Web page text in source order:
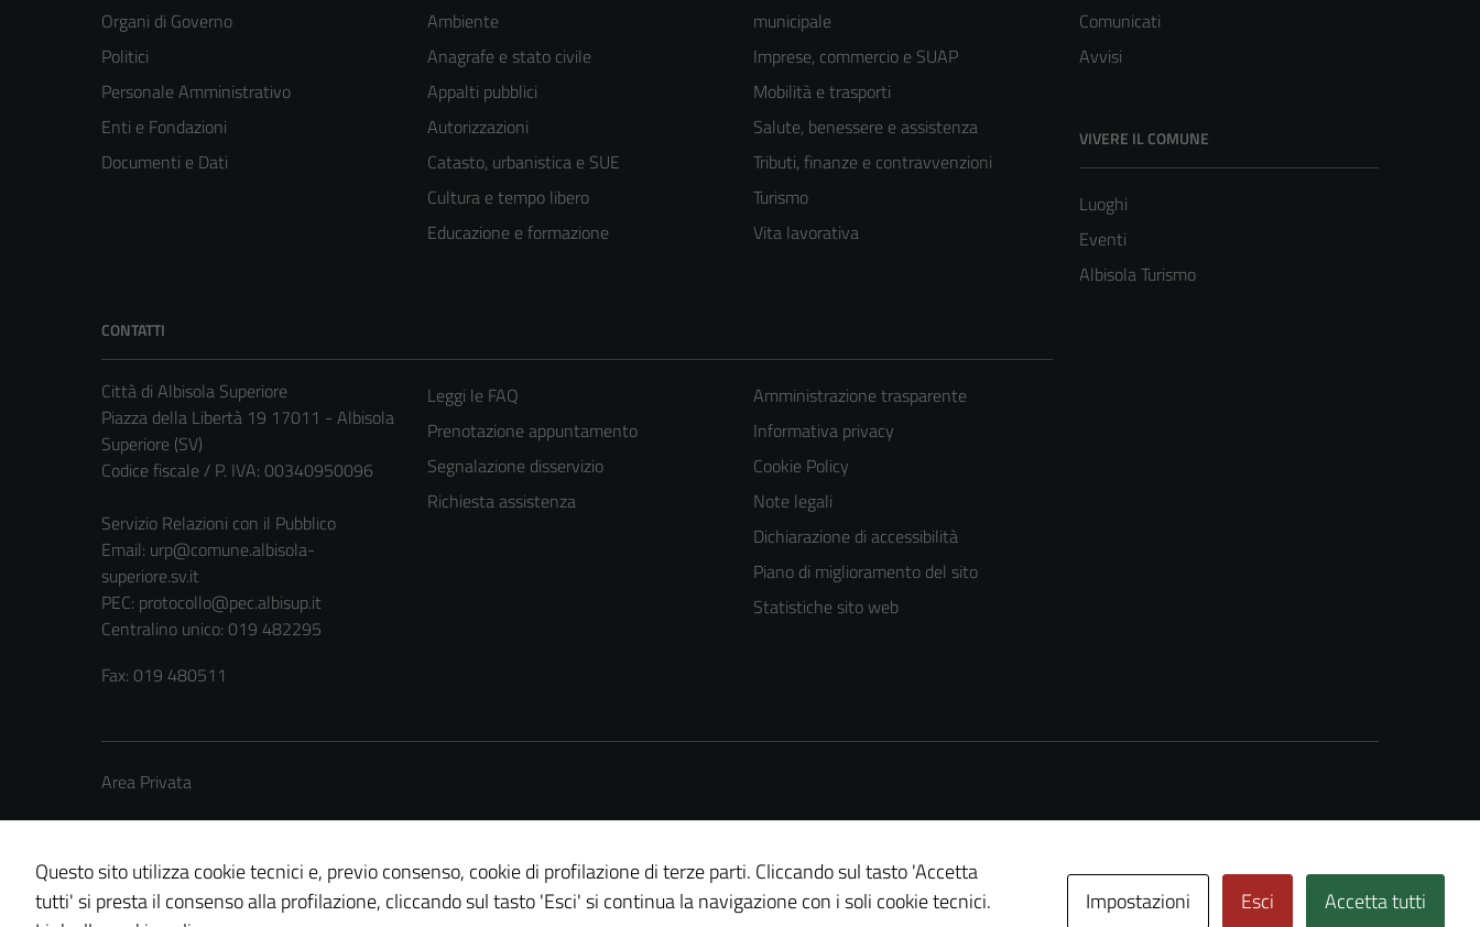
Organi di Governo
Politici
Personale Amministrativo
Enti e Fondazioni
Documenti e Dati
Ambiente
Anagrafe e stato civile
Appalti pubblici
Autorizzazioni
Catasto, urbanistica e SUE
Cultura e tempo libero
Educazione e formazione
municipale
Imprese, commercio e SUAP
Mobilità e trasporti
Salute, benessere e assistenza
Tributi, finanze e contravvenzioni
Turismo
Vita lavorativa
Comunicati
Avvisi
VIVERE IL COMUNE
Luoghi
Eventi
Albisola Turismo
CONTATTI
Città di Albisola Superiore
Piazza della Libertà 19 17011 - Albisola
Superiore (SV)
Codice fiscale / P. IVA: 00340950096
Servizio Relazioni con il Pubblico
Email: urp@comune.albisola-
superiore.sv.it
PEC: protocollo@pec.albisup.it
Centralino unico: 019 482295
Fax: 019 480511
Leggi le FAQ
Prenotazione appuntamento
Segnalazione disservizio
Richiesta assistenza
Amministrazione trasparente
Informativa privacy
Cookie Policy
Note legali
Dichiarazione di accessibilità
Piano di miglioramento del sito
Statistiche sito web
Area Privata
Credits: © Technical Design s.r.l.
Questo sito utilizza cookie tecnici e, previo consenso, cookie di profilazione di terze parti. Cliccando sul tasto 'Accetta
tutti' si presta il consenso alla profilazione, cliccando sul tasto 'Esci' si continua la navigazione con i soli cookie tecnici.
Impostazioni Esci Accetta tutti